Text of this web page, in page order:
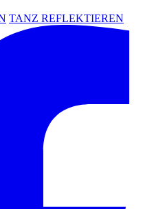
TANZ REFLEKTIEREN